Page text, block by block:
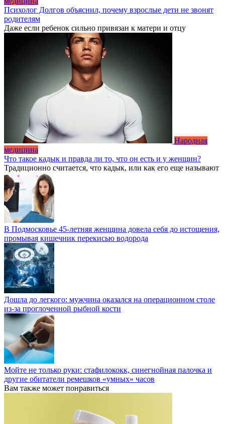
Психолог Долгов объяснил, почему взрослые дети не звонят
родителям
Даже если ребенок сильно привязан к матери и отцу
Народная
медицина
Что такое кадык и правда ли то, что он есть и у женщин?
Традиционно считается, что кадык, или как его еще называют
В Подмосковье 45-летняя женщина довела себя до истощения,
промывая кишечник перекисью водорода
Дошла до легкого: мужчина оказался на операционном столе
из-за проглоченной рыбной кости
Мойте не только руки: стафилококк, синегнойная палочка и
другие обитатели ремешков «умных» часов
Вам также может понравиться